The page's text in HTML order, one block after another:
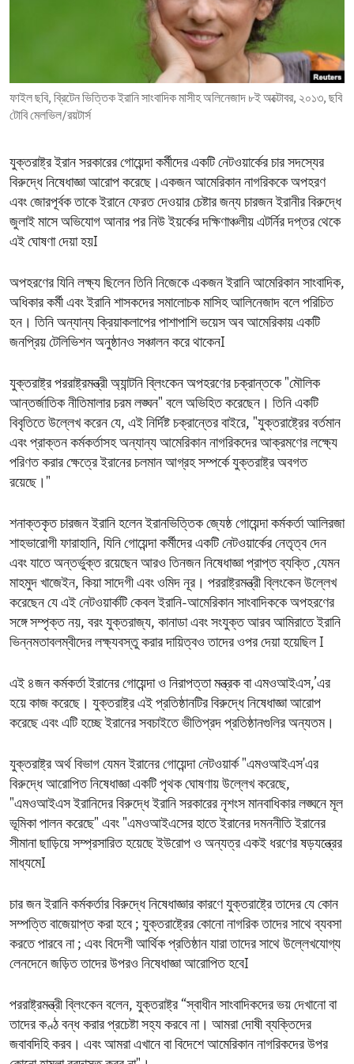
ENVIRONMENT AND HEALTH
IDEALS AND INSTITUTIONS
ফাইল ছবি, ব্রিটেন ভিত্তিক ইরানি সাংবাদিক মাসীহ অলিনেজাদ ৮ই অক্টোবর, ২০১৩, ছবি
টোবি মেলভিল/রয়টার্স
যুক্তরাষ্ট্র ইরান সরকারের গোয়েন্দা কর্মীদের একটি নেটওয়ার্কের চার সদস্যের
বিরুদ্ধে নিষেধাজ্ঞা আরোপ করেছে।একজন আমেরিকান নাগরিককে অপহরণ
এবং জোরপূর্বক তাকে ইরানে ফেরত দেওয়ার চেষ্টার জন্য চারজন ইরানীর বিরুদ্ধে
জুলাই মাসে অভিযোগ আনার পর নিউ ইয়র্কের দক্ষিণাঞ্চলীয় এটর্নির দপ্তর থেকে
এই ঘোষণা দেয়া হয়I
অপহরণের যিনি লক্ষ্য ছিলেন তিনি নিজেকে একজন ইরানি আমেরিকান সাংবাদিক,
অধিকার কর্মী এবং ইরানি শাসকদের সমালোচক মাসিহ আলিনেজাদ বলে পরিচিত
হন। তিনি অন্যান্য ক্রিয়াকলাপের পাশাপাশি ভয়েস অব আমেরিকায় একটি
জনপ্রিয় টেলিভিশন অনুষ্ঠানও সঞ্চালন করে থাকেনI
যুক্তরাষ্ট্র পররাষ্ট্রমন্ত্রী অ্যান্টনি ব্লিংকেন অপহরণের চক্রান্তকে "মৌলিক
আন্তর্জাতিক নীতিমালার চরম লঙ্ঘন" বলে অভিহিত করেছেন। তিনি একটি
বিবৃতিতে উল্লেখ করেন যে, এই নির্দিষ্ট চক্রান্তের বাইরে, "যুক্তরাষ্ট্রের বর্তমান
এবং প্রাক্তন কর্মকর্তাসহ অন্যান্য আমেরিকান নাগরিকদের আক্রমণের লক্ষ্যে
পরিণত করার ক্ষেত্রে ইরানের চলমান আগ্রহ সম্পর্কে যুক্তরাষ্ট্র অবগত
রয়েছে।"
শনাক্তকৃত চারজন ইরানি হলেন ইরানভিত্তিক জ্যেষ্ঠ গোয়েন্দা কর্মকর্তা আলিরজা
শাহভারোগী ফারাহানি, যিনি গোয়েন্দা কর্মীদের একটি নেটওয়ার্কের নেতৃত্ব দেন
এবং যাতে অন্তর্ভুক্ত রয়েছেন আরও তিনজন নিষেধাজ্ঞা প্রাপ্ত ব্যক্তি ,যেমন
মাহমুদ খাজেইন, কিয়া সাদেগী এবং ওমিদ নূর। পররাষ্ট্রমন্ত্রী ব্লিংকেন উল্লেখ
করেছেন যে এই নেটওয়ার্কটি কেবল ইরানি-আমেরিকান সাংবাদিককে অপহরণের
সঙ্গে সম্পৃক্ত নয়, বরং যুক্তরাজ্য, কানাডা এবং সংযুক্ত আরব আমিরাতে ইরানি
ভিন্নমতাবলম্বীদের লক্ষ্যবস্তু করার দায়িত্বও তাদের ওপর দেয়া হয়েছিল I
এই ৪জন কর্মকর্তা ইরানের গোয়েন্দা ও নিরাপত্তা মন্ত্রক বা এমওআইএস,’এর
হয়ে কাজ করেছে। যুক্তরাষ্ট্র এই প্রতিষ্ঠানটির বিরুদ্ধে নিষেধাজ্ঞা আরোপ
করেছে এবং এটি হচ্ছে ইরানের সবচাইতে ভীতিপ্রদ প্রতিষ্ঠানগুলির অন্যতম।
যুক্তরাষ্ট্র অর্থ বিভাগ যেমন ইরানের গোয়েন্দা নেটওয়ার্ক "এমওআইএস'এর
বিরুদ্ধে আরোপিত নিষেধাজ্ঞা একটি পৃথক ঘোষণায় উল্লেখ করেছে,
"এমওআইএস ইরানিদের বিরুদ্ধে ইরানি সরকারের নৃশংস মানবাধিকার লঙ্ঘনে মূল
ভূমিকা পালন করেছে" এবং "এমওআইএসের হাতে ইরানের দমননীতি ইরানের
সীমানা ছাড়িয়ে সম্প্রসারিত হয়েছে ইউরোপ ও অন্যত্র একই ধরণের ষড়যন্ত্রের
মাধ্যমেI
চার জন ইরানি কর্মকর্তার বিরুদ্ধে নিষেধাজ্ঞার কারণে যুক্তরাষ্ট্রে তাদের যে কোন
সম্পত্তি বাজেয়াপ্ত করা হবে ; যুক্তরাষ্ট্রের কোনো নাগরিক তাদের সাথে ব্যবসা
করতে পারবে না ; এবং বিদেশী আর্থিক প্রতিষ্ঠান যারা তাদের সাথে উল্লেখযোগ্য
লেনদেনে জড়িত তাদের উপরও নিষেধাজ্ঞা আরোপিত হবেI
পররাষ্ট্রমন্ত্রী ব্লিংকেন বলেন, যুক্তরাষ্ট্র “স্বাধীন সাংবাদিকদের ভয় দেখানো বা
তাদের কণ্ঠ বন্ধ করার প্রচেষ্টা সহ্য করবে না। আমরা দোষী ব্যক্তিদের
জবাবদিহি করব। এবং আমরা এখানে বা বিদেশে আমেরিকান নাগরিকদের উপর